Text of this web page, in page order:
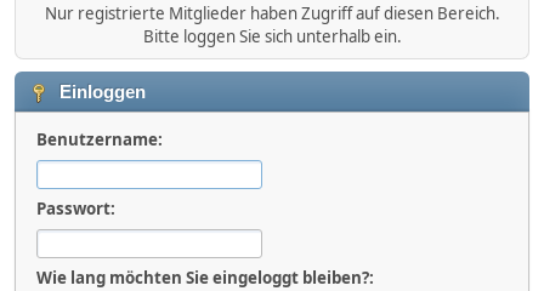
Nur registrierte Mitglieder haben Zugriff auf diesen Bereich.
Bitte loggen Sie sich unterhalb ein.
Einloggen
Benutzername:
Passwort:
Wie lang möchten Sie eingeloggt bleiben?: